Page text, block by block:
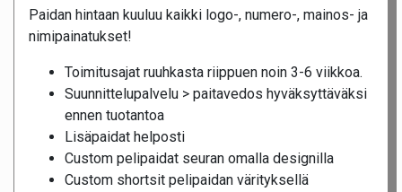
Paidan hintaan kuuluu kaikki logo-, numero-, mainos- ja
nimipainatukset!
Toimitusajat ruuhkasta riippuen noin 3-6 viikkoa.
Suunnittelupalvelu > paitavedos hyväksyttäväksi
ennen tuotantoa
Lisäpaidat helposti
Custom pelipaidat seuran omalla designilla
Custom shortsit pelipaidan värityksellä